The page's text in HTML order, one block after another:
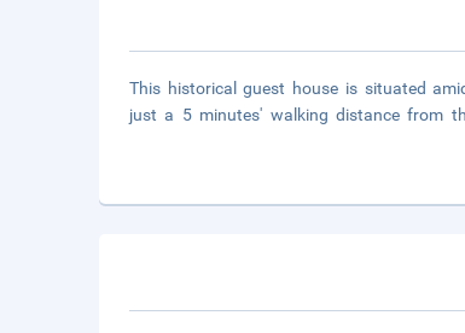
This historical guest house is situated
just a 5 minutes' walking distance from